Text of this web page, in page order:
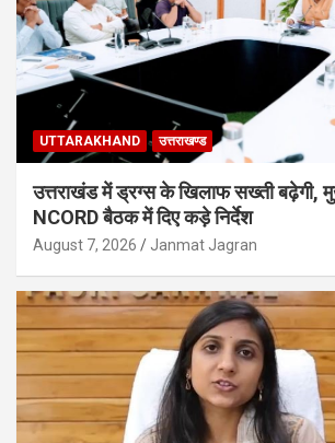
UTTARAKHAND उत्तराखण्ड
उत्तराखंड में ड्रग्स के खिलाफ सख्ती बढ़ेगी,
NCORD बैठक में दिए कड़े निर्देश
August 7, 2026 Janmat Jagran